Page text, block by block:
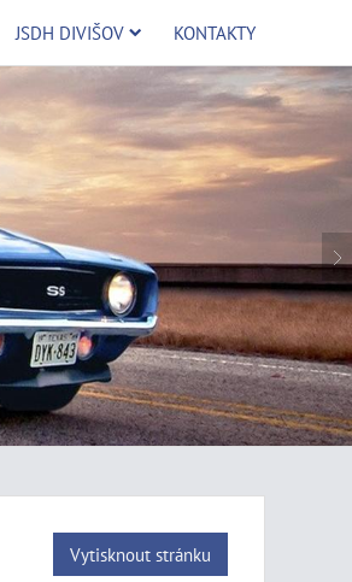
JSDH DIVIŠOV KONTAKTY
Vytisknout stránku